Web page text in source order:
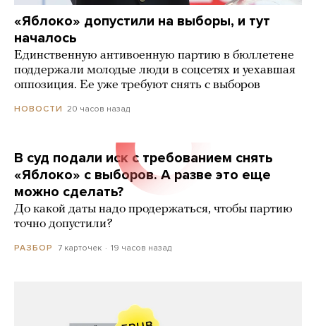
«Яблоко» допустили на выборы, и тут
началось
Единственную антивоенную партию в бюллетене
поддержали молодые люди в соцсетях и уехавшая
оппозиция. Ее уже требуют снять с выборов
НОВОСТИ 20 часов назад
В суд подали иск с требованием снять
«Яблоко» с выборов. А разве это еще
можно сделать?
До какой даты надо продержаться, чтобы партию
точно допустили?
РАЗБОР 7 карточек 19 часов назад